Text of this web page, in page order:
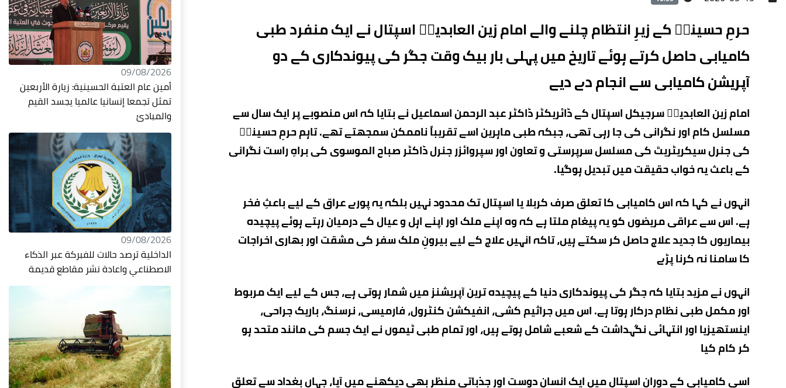
حرمِ حسینیؑ کے زیرِ انتظام چلنے والے امام زین العابدینؑ اسپتال نے ایک منفرد طبی
کامیابی حاصل کرتے ہوئے تاریخ میں پہلی بار بیک وقت جگر کی پیوندکاری کے دو
آپریشن کامیابی سے انجام دے دیے
امام زین العابدینؑ سرجیکل اسپتال کے ڈائریکٹر ڈاکٹر عبد الرحمن اسماعیل نے بتایا کہ اس منصوبے پر ایک سال سے
مسلسل کام اور نگرانی کی جا رہی تھی، جبکہ طبی ماہرین اسے تقریباً ناممکن سمجھتے تھے۔ تاہم حرمِ حسینیؑ
کی جنرل سیکریٹریٹ کی مسلسل سرپرستی و تعاون اور سپروائزر جنرل ڈاکٹر صباح الموسوی کی براہِ راست نگرانی
کے باعث یہ خواب حقیقت میں تبدیل ہوگیا۔
انہوں نے کہا کہ اس کامیابی کا تعلق صرف کربلا یا اسپتال تک محدود نہیں بلکہ یہ پورے عراق کے لیے باعثِ فخر
ہے۔ اس سے عراقی مریضوں کو یہ پیغام ملتا ہے کہ وہ اپنے ملک اور اپنے اہل و عیال کے درمیان رہتے ہوئے پیچیدہ
بیماریوں کا جدید علاج حاصل کر سکتے ہیں، تاکہ انہیں علاج کے لیے بیرونِ ملک سفر کی مشقت اور بھاری اخراجات
کا سامنا نہ کرنا پڑے
انہوں نے مزید بتایا کہ جگر کی پیوندکاری دنیا کے پیچیدہ ترین آپریشنز میں شمار ہوتی ہے، جس کے لیے ایک مربوط
اور مکمل طبی نظام درکار ہوتا ہے۔ اس میں جراثیم کشی، انفیکشن کنٹرول، فارمیسی، نرسنگ، باریک جراحی،
اینستھیزیا اور انتہائی نگہداشت کے شعبے شامل ہوتے ہیں، اور تمام طبی ٹیموں نے ایک جسم کی مانند متحد ہو
کر کام کیا
اسی کامیابی کے دوران اسپتال میں ایک انسان دوست اور جذباتی منظر بھی دیکھنے میں آیا، جہاں بغداد سے تعلق
09/08/2026
أمين عام العتبة الحسينية: زيارة الأربعين
تمثل تجمعا إنسانيا عالميا يجسد القيم
والمبادئ
09/08/2026
الداخلية ترصد حالات للفبركة عبر الذكاء
الاصطناعي واعادة نشر مقاطع قديمة